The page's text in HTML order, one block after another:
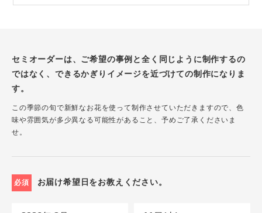
セミオーダーは、ご希望の事例と全く同じように制作するの
ではなく、できるかぎりイメージを近づけての制作になりま
す。
この季節の旬で新鮮なお花を使って制作させていただきますので、色
味や雰囲気が多少異なる可能性があること、予めご了承くださいま
せ。
必須 お届け希望日をお教えください。